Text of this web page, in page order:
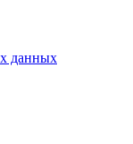
данных